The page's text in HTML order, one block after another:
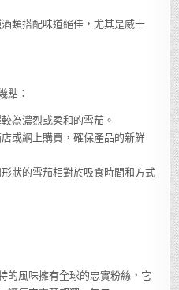
酒類搭配味道絕佳，尤其是威士
點：
為濃烈或柔和的雪茄。
或網上購買，確保產品的新鮮
形狀的雪茄相對於吸食時間和方式
的風味擁有全球的忠實粉絲，它